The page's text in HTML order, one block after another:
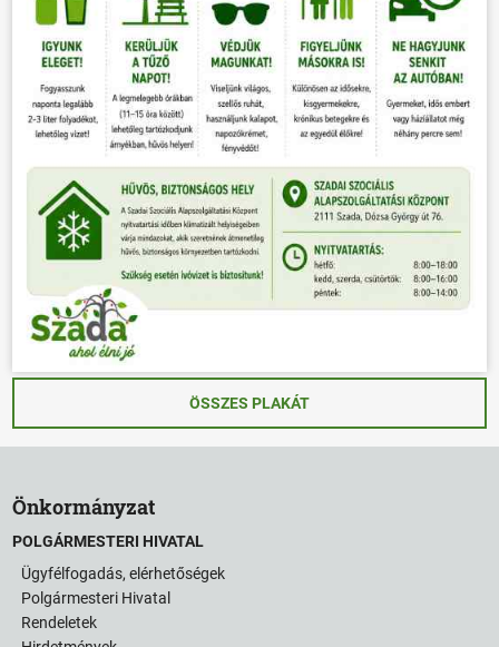
ÖSSZES PLAKÁT
Önkormányzat
POLGÁRMESTERI HIVATAL
Ügyfélfogadás, elérhetőségek
Polgármesteri Hivatal
Rendeletek